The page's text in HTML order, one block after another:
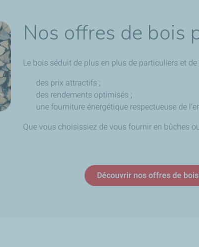
Nos offres de bois
Le bois séduit de plus en plus de particuliers et
des prix attractifs ;
des rendements optimisés ;
une fourniture énergétique respectueuse de
Que vous choisissiez de vous fournir en bûches
Découvrir nos offres de